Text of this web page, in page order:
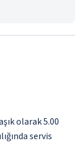
olarak 5.00
servis